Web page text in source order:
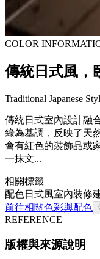
COLOR
傳統日式風，
Traditional Japanese
傳統日式室內設計融
綠為基調，反映了天
會有紅色的裝飾品或
一抹文...
相關標籤
配色日式風室內裝修
前往相關色彩與配色
REFERENCE
版權與來源說明